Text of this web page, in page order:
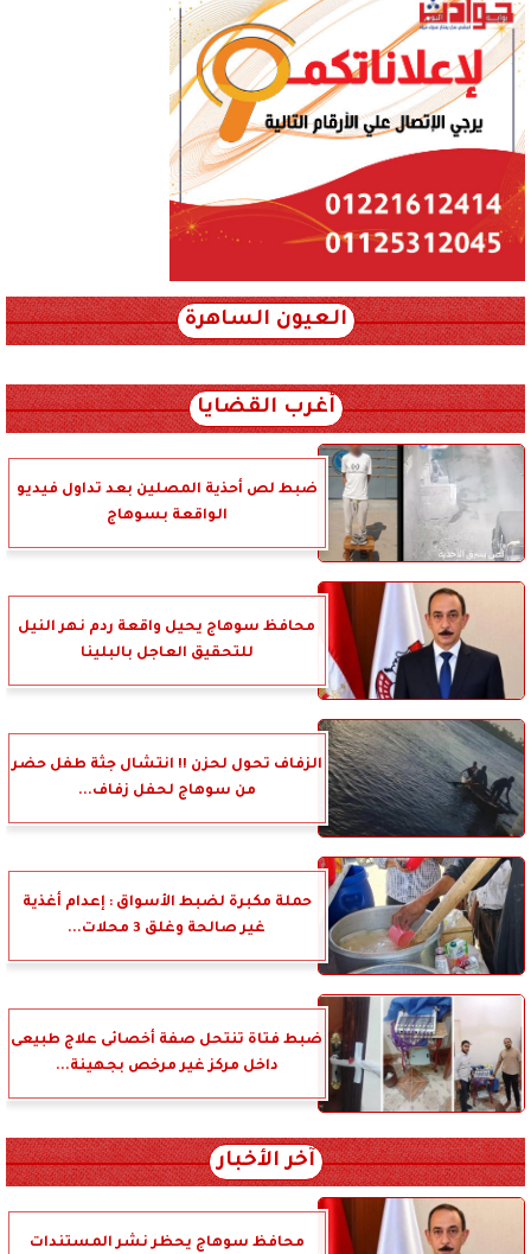
العيون الساهرة
أغرب القضايا
ضبط لص أحذية المصلين بعد تداول فيديو
الواقعة بسوهاج
محافظ سوهاج يحيل واقعة ردم نهر النيل
للتحقيق العاجل بالبلينا
الزفاف تحول لحزن !! انتشال جثة طفل حضر
من سوهاج لحفل زفاف...
حملة مكبرة لضبط الأسواق : إعدام أغذية
غير صالحة وغلق 3 محلات...
ضبط فتاة تنتحل صفة أخصائى علاج طبيعى
داخل مركز غير مرخص بجهينة...
آخر الأخبار
محافظ سوهاج يحظر نشر المستندات